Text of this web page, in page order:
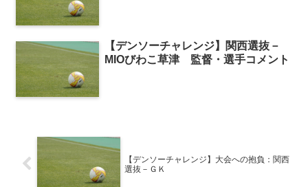
【デンソーチャレンジ】関西選抜－
MIOびわこ草津 監督・選手コメント
【デンソーチャレンジ】大会への抱負：関西
選抜－ＧＫ